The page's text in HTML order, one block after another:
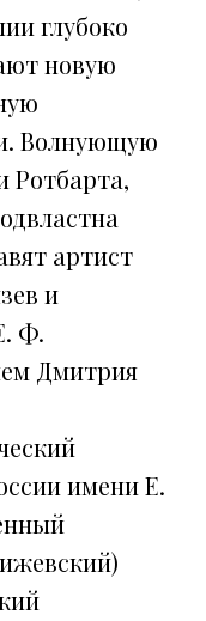
глубоко
новую
Волнующую
Ротбарта,
артист
и
Ф.
Дмитрия
имени Е.